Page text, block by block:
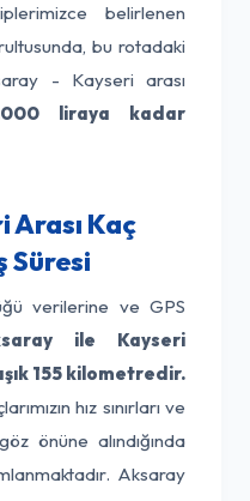
belirlenen
bu rotadaki
- Kayseri arası
liraya kadar
Arası Kaç
Süresi
verilerine ve GPS
ile Kayseri
155 kilometredir.
hız sınırları ve
önüne alındığında
Aksaray